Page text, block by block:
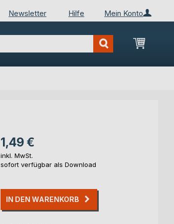
Mein Konto
Newsletter Hilfe
Mein
1,49 €
inkl. MwSt.
sofort verfügbar als Download
IN DEN WARENKORB